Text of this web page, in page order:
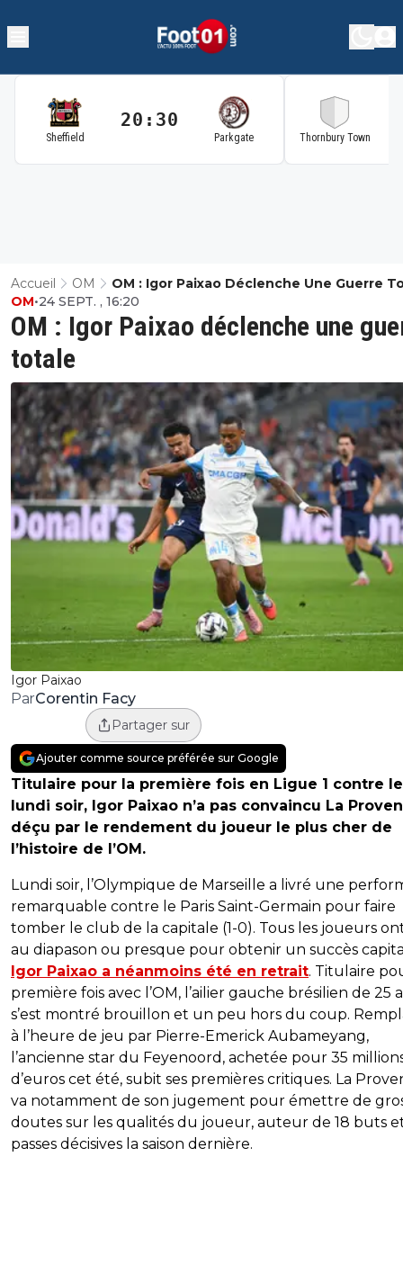
Sheffield
20:30
Parkgate Thornbury Town
Accueil OM OM : Igor Paixao Déclenche Une Guerre
Igor Paixao
OM : Igor Paixao déclenche une
totale
OM•24 SEPT. , 16:20
ParCorentin Facy
Partager sur
Ajouter comme source préférée sur Google
Titulaire pour la première fois en Ligue 1 contre le
lundi soir, Igor Paixao n’a pas convaincu La
déçu par le rendement du joueur le plus cher de
l’histoire de l’OM.
Lundi soir, l’Olympique de Marseille a livré une
remarquable contre le Paris Saint-Germain pour faire
tomber le club de la capitale (1-0). Tous les joueurs
au diapason ou presque pour obtenir un succès
Igor Paixao a néanmoins été en retrait. Titulaire
première fois avec l’OM, l’ailier gauche brésilien de 25
s’est montré brouillon et un peu hors du coup.
à l’heure de jeu par Pierre-Emerick Aubameyang,
l’ancienne star du Feyenoord, achetée pour 35
d’euros cet été, subit ses premières critiques. La
va notamment de son jugement pour émettre de
doutes sur les qualités du joueur, auteur de 18 buts
passes décisives la saison dernière.